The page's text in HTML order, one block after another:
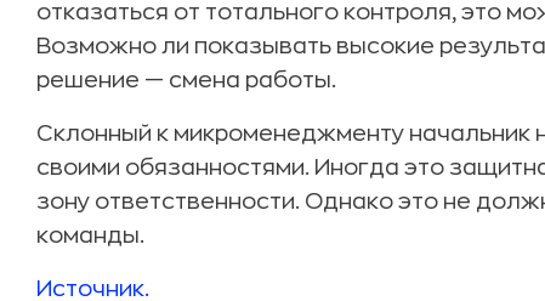
отказаться от тотального контроля, это
Возможно ли показывать высокие
решение — смена работы.
Склонный к микроменеджменту начальник
своими обязанностями. Иногда это
зону ответственности. Однако это не
команды.
Источник.